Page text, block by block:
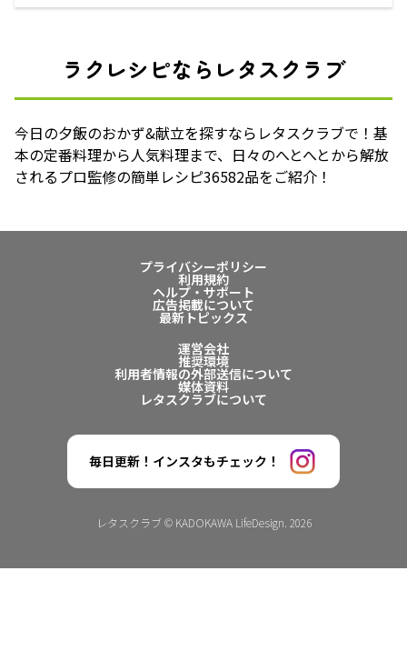
ラクレシピならレタスクラブ
今日の夕飯のおかず&献立を探すならレタスクラブで！基
本の定番料理から人気料理まで、日々のへとへとから解放
されるプロ監修の簡単レシピ36582品をご紹介！
プライバシーポリシー
利用規約
ヘルプ・サポート
広告掲載について
最新トピックス
運営会社
推奨環境
利用者情報の外部送信について
媒体資料
レタスクラブについて
毎日更新！インスタもチェック！
レタスクラブ © KADOKAWA LifeDesign. 2026